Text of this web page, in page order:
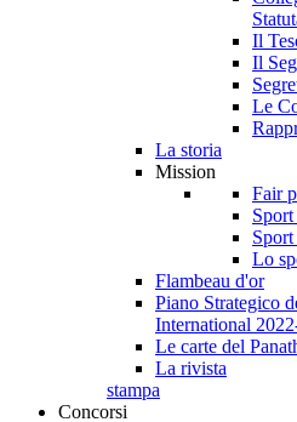
Il
Il
Le
La storia
Mission
Fair
Lo
Flambeau d'or
Piano Strategico
International
Le carte del
La rivista
stampa
Concorsi